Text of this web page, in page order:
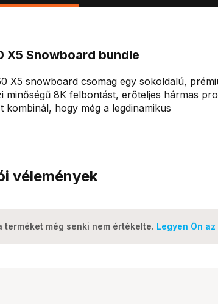
X5 Snowboard bundle
X5 snowboard csomag egy sokoldalú,
minőségű 8K felbontást, erőteljes hármas
kombinál, hogy még a legdinamikus
vélemények
terméket még senki nem értékelte. Legyen Ön az